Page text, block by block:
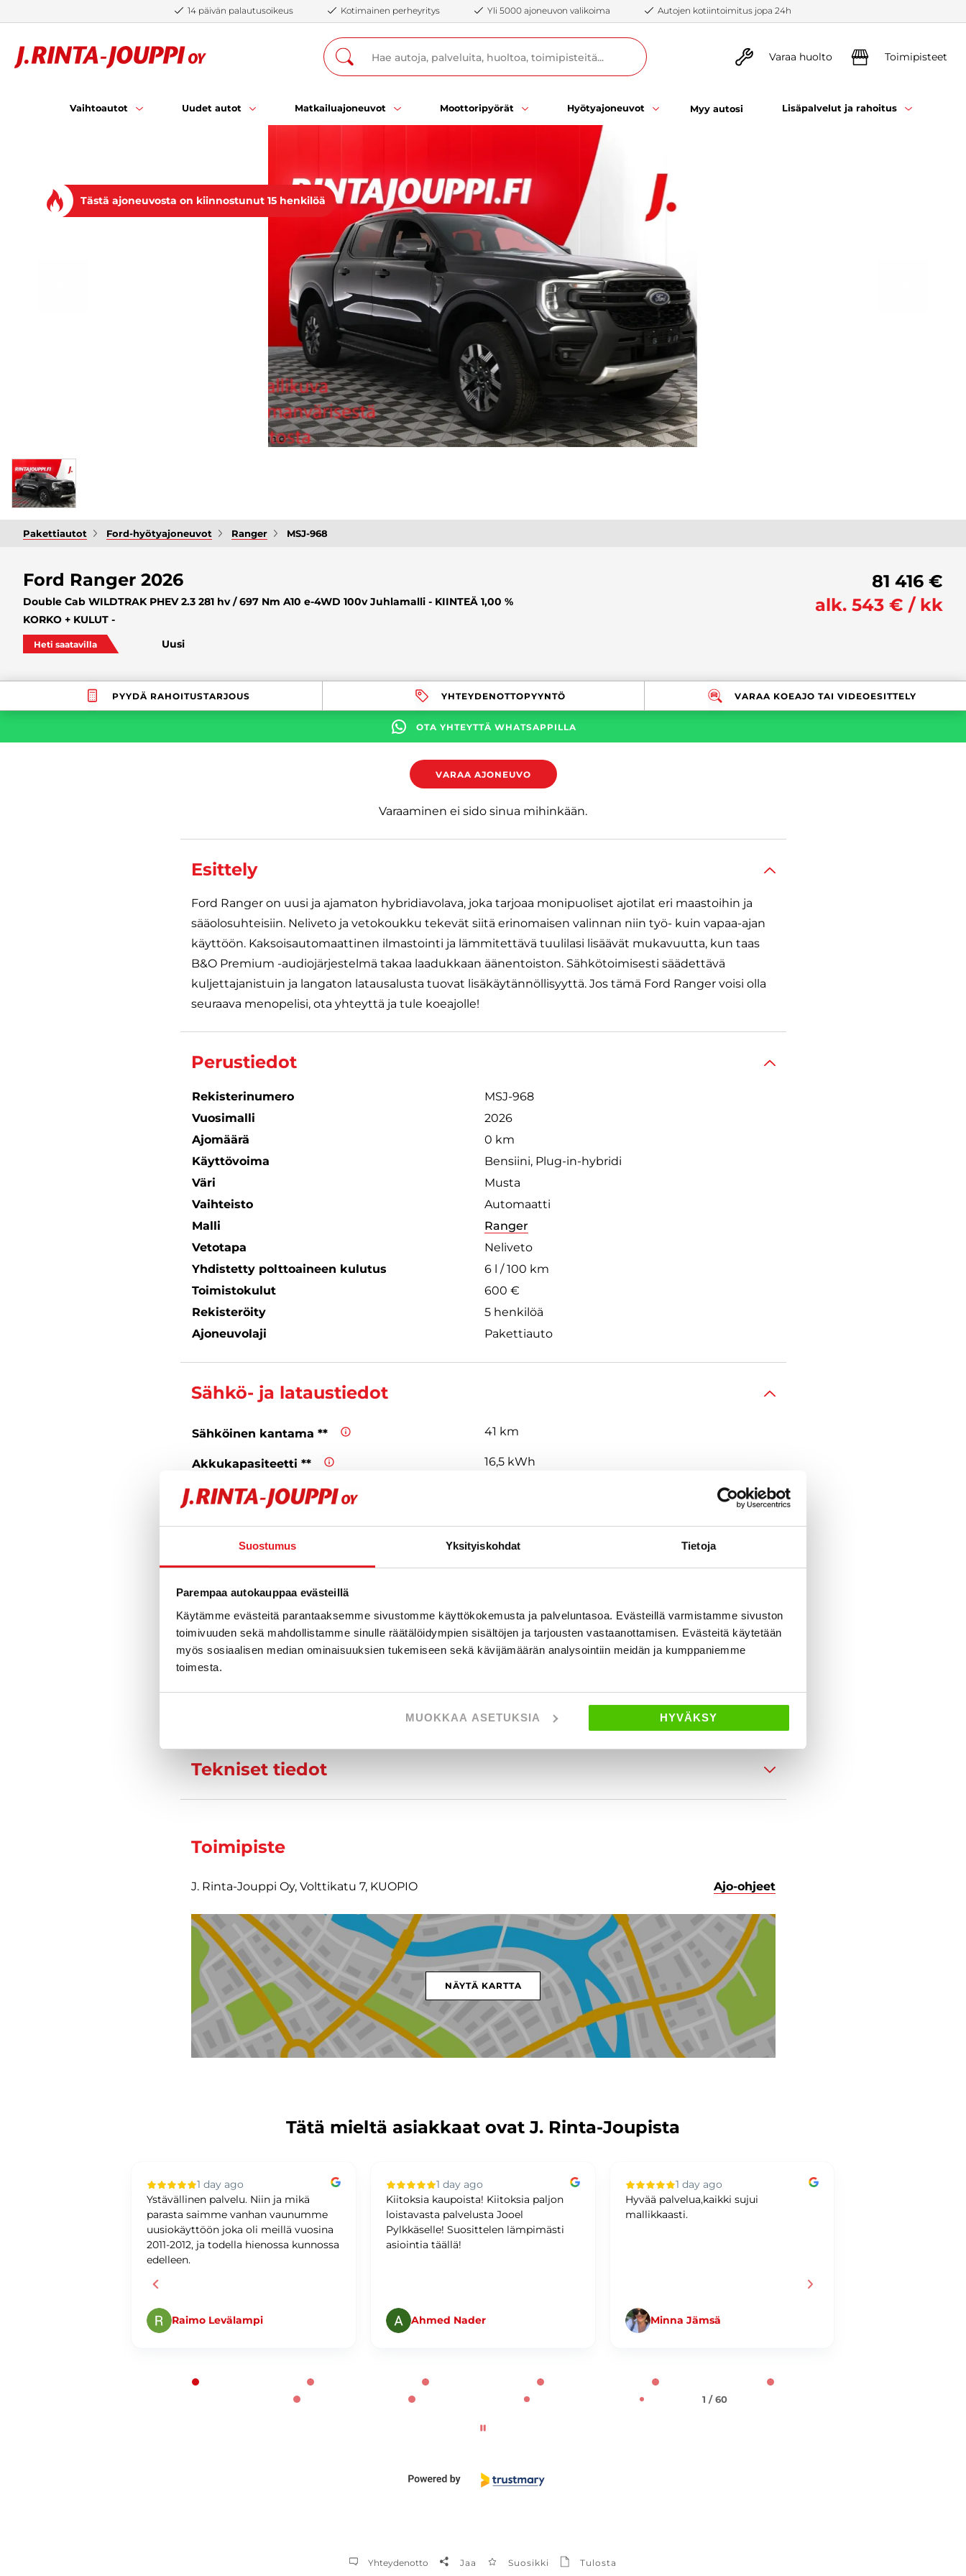
Suostumus Yksityiskohdat Tietoja
Parempaa autokauppaa evästeillä
Käytämme evästeitä parantaaksemme sivustomme käyttökokemusta ja palveluntasoa. Evästeillä varmistamme sivuston
toimivuuden sekä mahdollistamme sinulle räätälöidympien sisältöjen ja tarjousten vastaanottamisen. Evästeitä käytetään
myös sosiaalisen median ominaisuuksien tukemiseen sekä kävijämäärän analysointiin meidän ja kumppaniemme
toimesta.
MUOKKAA ASETUKSIA HYVÄKSY
14 päivän palautusoikeus Kotimainen perheyritys Yli 5000 ajoneuvon valikoima Autojen kotiintoimitus jopa 24h
Varaa huolto Toimipisteet
Vaihtoautot Uudet autot Matkailuajoneuvot Moottoripyörät Hyötyajoneuvot Myy autosi Lisäpalvelut ja rahoitus
Tästä ajoneuvosta on kiinnostunut 15 henkilöä
Pakettiautot Ford-hyötyajoneuvot Ranger MSJ-968
Ford Ranger 2026
Double Cab WILDTRAK PHEV 2.3 281 hv / 697 Nm A10 e-4WD 100v Juhlamalli - KIINTEÄ 1,00 %
KORKO + KULUT -
Heti saatavilla Uusi
81 416 €
alk. 543 € / kk
PYYDÄ RAHOITUSTARJOUS YHTEYDENOTTOPYYNTÖ VARAA KOEAJO TAI VIDEOESITTELY
OTA YHTEYTTÄ WHATSAPPILLA
VARAA AJONEUVO
Varaaminen ei sido sinua mihinkään.
Esittely
Ford Ranger on uusi ja ajamaton hybridiavolava, joka tarjoaa monipuoliset ajotilat eri maastoihin ja
sääolosuhteisiin. Neliveto ja vetokoukku tekevät siitä erinomaisen valinnan niin työ- kuin vapaa-ajan
käyttöön. Kaksoisautomaattinen ilmastointi ja lämmitettävä tuulilasi lisäävät mukavuutta, kun taas
B&O Premium -audiojärjestelmä takaa laadukkaan äänentoiston. Sähkötoimisesti säädettävä
kuljettajanistuin ja langaton latausalusta tuovat lisäkäytännöllisyyttä. Jos tämä Ford Ranger voisi olla
seuraava menopelisi, ota yhteyttä ja tule koeajolle!
Perustiedot
Rekisterinumero
MSJ-968
Vuosimalli
2026
Ajomäärä
0 km
Käyttövoima
Bensiini, Plug-in-hybridi
Väri
Musta
Vaihteisto
Automaatti
Malli
Ranger
Vetotapa
Neliveto
Yhdistetty polttoaineen kulutus
6 l / 100 km
Toimistokulut
600 €
Rekisteröity
5 henkilöä
Ajoneuvolaji
Pakettiauto
Sähkö- ja lataustiedot
Sähköinen kantama ** 41 km
Akkukapasiteetti ** 16,5 kWh
Latausliitäntä
Kysy tarkempia tietoja
Tekniset tiedot
Toimipiste
J. Rinta-Jouppi Oy, Volttikatu 7, KUOPIO Ajo-ohjeet
NÄYTÄ KARTTA
Tätä mieltä asiakkaat ovat J. Rinta-Joupista
1 day ago
Ystävällinen palvelu. Niin ja mikä
parasta saimme vanhan vaunumme
uusiokäyttöön joka oli meillä vuosina
2011-2012, ja todella hienossa kunnossa
edelleen.
Raimo Levälampi
1 day ago
Kiitoksia kaupoista! Kiitoksia paljon
loistavasta palvelusta Jooel
Pylkkäselle! Suosittelen lämpimästi
asiointia täällä!
Ahmed Nader
1 day ago
Hyvää palvelua,kaikki sujui
mallikkaasti.
Minna Jämsä
1 / 60
Yhteydenotto Jaa Suosikki Tulosta